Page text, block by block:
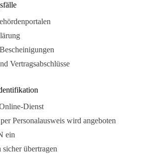
Vertragsabschlüsse
Dienst
Personalausweis wird angeboten
ein
übertragen